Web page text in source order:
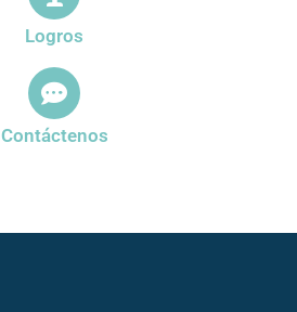
Logros
Contáctenos